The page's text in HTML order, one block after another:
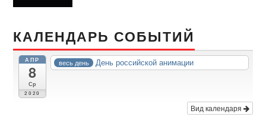
КАЛЕНДАРЬ СОБЫТИЙ
АПР
8
Ср
2020
весь день День российской анимации
Вид календаря